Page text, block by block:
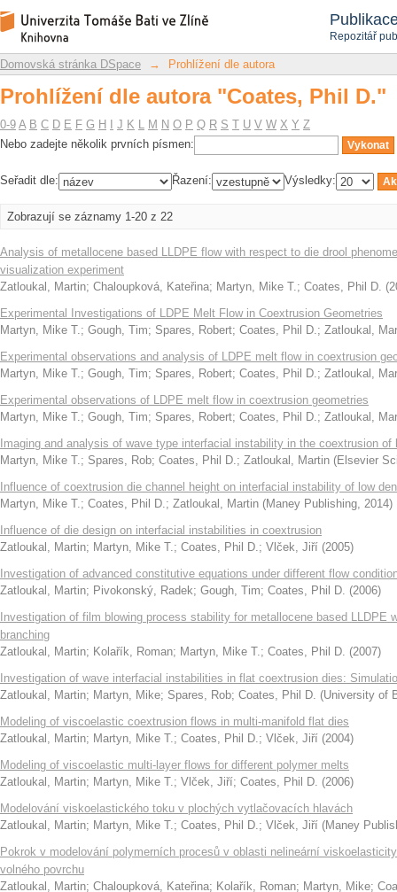
Repozitář
Prohlížení dle autora "Coates, Phil D."
Repozitář DSpace/Manakin
Domovská stránka DSpace → Prohlížení dle autora
Prohlížení dle autora "Coates, Phil D."
0-9 A B C D E F G H J K L M N O P Q R S T U V W X Y Z
Nebo zadejte několik prvních písmen:
Seřadit dle: Řazení: Výsledky:
Zobrazují se záznamy 1-20 z 22
Analysis of metallocene based LLDPE flow with respect to die drool
visualization experiment
Zatloukal, Martin; Chaloupková, Kateřina; Martyn, Mike T.; Coates, Phil D. (
Experimental Investigations of LDPE Melt Flow in Coextrusion Geometries
Martyn, Mike T.; Gough, Tim; Spares, Robert; Coates, Phil D.; Zatloukal,
Experimental observations and analysis of LDPE melt flow in coextrusion
Martyn, Mike T.; Gough, Tim; Spares, Robert; Coates, Phil D.; Zatloukal,
Experimental observations of LDPE melt flow in coextrusion geometries
Martyn, Mike T.; Gough, Tim; Spares, Robert; Coates, Phil D.; Zatloukal,
Imaging and analysis of wave type interfacial instability in the coextrusion
Martyn, Mike T.; Spares, Rob; Coates, Phil D.; Zatloukal, Martin (Elsevier
Influence of coextrusion die channel height on interfacial instability of low
Martyn, Mike T.; Coates, Phil D.; Zatloukal, Martin (Maney Publishing, 2014)
Influence of die design on interfacial instabilities in coextrusion
Zatloukal, Martin; Martyn, Mike T.; Coates, Phil D.; Vlček, Jiří (2005)
Investigation of advanced constitutive equations under different flow
Zatloukal, Martin; Pivokonský, Radek; Gough, Tim; Coates, Phil D. (2006)
Investigation of film blowing process stability for metallocene based LLDPE
branching
Zatloukal, Martin; Kolařík, Roman; Martyn, Mike T.; Coates, Phil D. (2007)
Investigation of wave interfacial instabilities in flat coextrusion dies:
Zatloukal, Martin; Martyn, Mike; Spares, Rob; Coates, Phil D. (University of
Modeling of viscoelastic coextrusion flows in multi-manifold flat dies
Zatloukal, Martin; Martyn, Mike T.; Coates, Phil D.; Vlček, Jiří (2004)
Modeling of viscoelastic multi-layer flows for different polymer melts
Zatloukal, Martin; Martyn, Mike T.; Vlček, Jiří; Coates, Phil D. (2006)
Modelování viskoelastického toku v plochých vytlačovacích hlavách
Zatloukal, Martin; Martyn, Mike T.; Coates, Phil D.; Vlček, Jiří (Maney
Pokrok v modelování polymerních procesů v oblasti nelineární
volného povrchu
Zatloukal, Martin; Chaloupková, Kateřina; Kolařík, Roman; Martyn, Mike;